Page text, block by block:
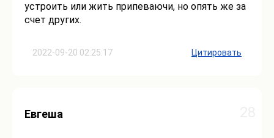
2022-09-20 02:25:17
устроить или жить припеваючи, но опять же за
счет других.
Цитировать
Евгеша